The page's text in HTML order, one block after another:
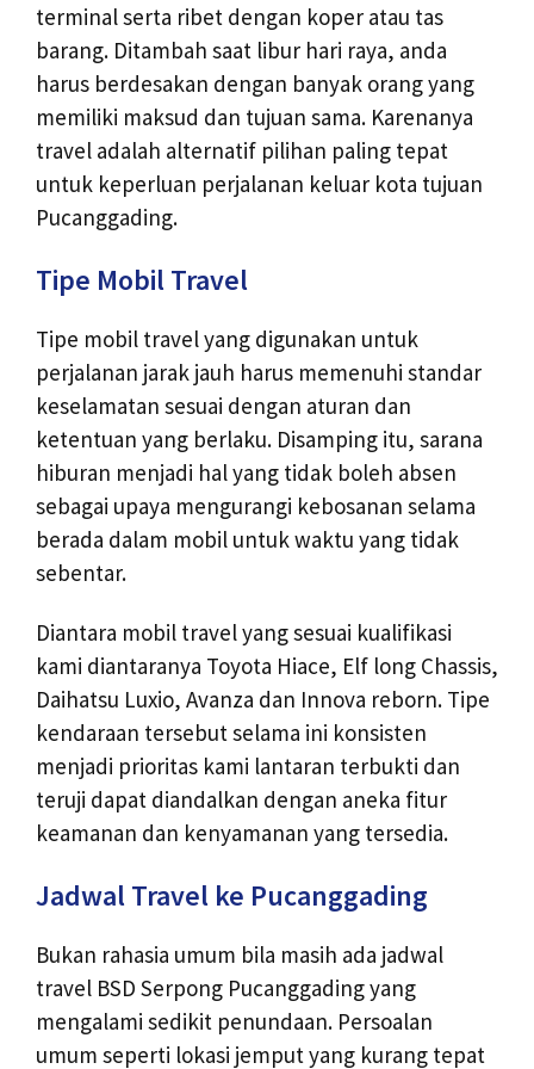
terminal serta ribet dengan koper atau tas
barang. Ditambah saat libur hari raya, anda
harus berdesakan dengan banyak orang yang
memiliki maksud dan tujuan sama. Karenanya
travel adalah alternatif pilihan paling tepat
untuk keperluan perjalanan keluar kota tujuan
Pucanggading.
Tipe Mobil Travel
Tipe mobil travel yang digunakan untuk
perjalanan jarak jauh harus memenuhi standar
keselamatan sesuai dengan aturan dan
ketentuan yang berlaku. Disamping itu, sarana
hiburan menjadi hal yang tidak boleh absen
sebagai upaya mengurangi kebosanan selama
berada dalam mobil untuk waktu yang tidak
sebentar.
Diantara mobil travel yang sesuai kualifikasi
kami diantaranya Toyota Hiace, Elf long Chassis,
Daihatsu Luxio, Avanza dan Innova reborn. Tipe
kendaraan tersebut selama ini konsisten
menjadi prioritas kami lantaran terbukti dan
teruji dapat diandalkan dengan aneka fitur
keamanan dan kenyamanan yang tersedia.
Jadwal Travel ke Pucanggading
Bukan rahasia umum bila masih ada jadwal
travel BSD Serpong Pucanggading yang
mengalami sedikit penundaan. Persoalan
umum seperti lokasi jemput yang kurang tepat